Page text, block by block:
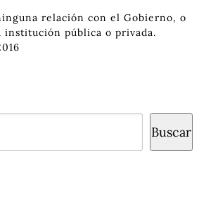
relación con el Gobierno, o
institución pública o privada.
Buscar